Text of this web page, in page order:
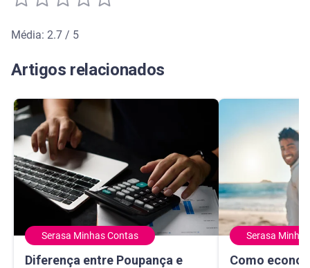
Média: 2.7 / 5
Artigos relacionados
Serasa Minhas Contas
Diferença entre Poupança e
Diferença entre Poupança e outros investimentos: onde o
Serasa
Como
Como